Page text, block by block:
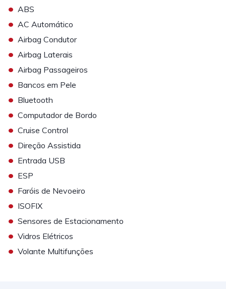
• ABS
• AC Automático
• Airbag Condutor
• Airbag Laterais
• Airbag Passageiros
• Bancos em Pele
• Bluetooth
• Computador de Bordo
• Cruise Control
• Direção Assistida
• Entrada USB
• ESP
• Faróis de Nevoeiro
• ISOFIX
• Sensores de Estacionamento
• Vidros Elétricos
• Volante Multifunções